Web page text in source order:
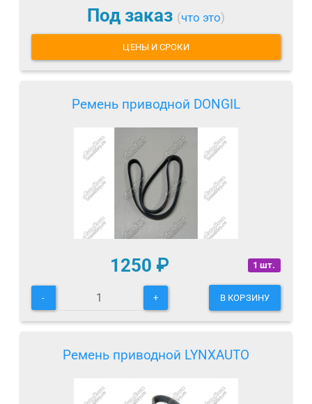
Под заказ (что это)
ЦЕНЫ И СРОКИ
Ремень приводной DONGIL
1 шт.
1250 ₽
- + В КОРЗИНУ
Ремень приводной LYNXAUTO